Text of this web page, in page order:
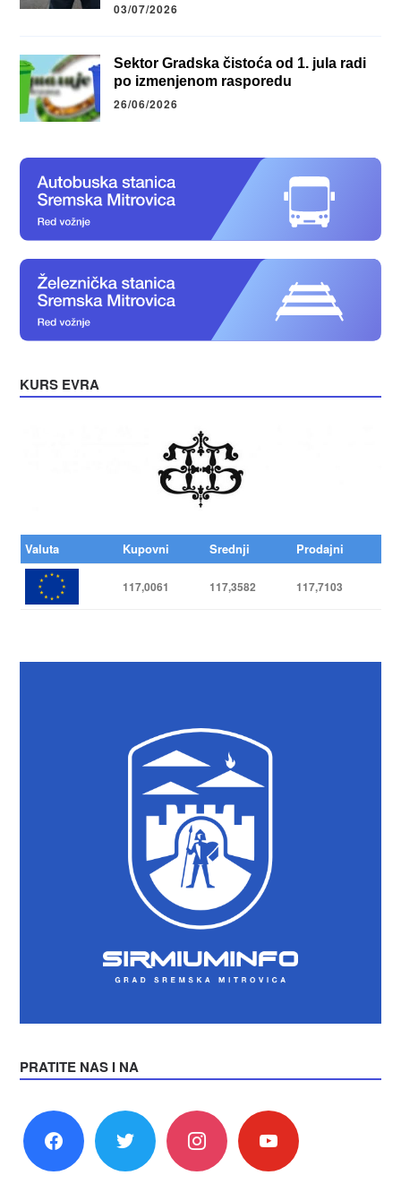
03/07/2026
Sektor Gradska čistoća od 1. jula radi
po izmenjenom rasporedu
26/06/2026
KURS EVRA
Valuta Kupovni Srednji Prodajni
117,0061 117,3582 117,7103
PRATITE NAS I NA
facebook twitter instagram youtube